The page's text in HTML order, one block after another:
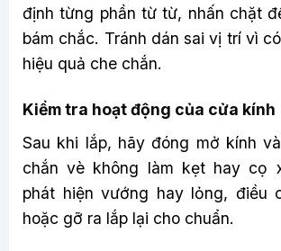
định từng phần từ từ, nhấn chặt
bám chắc. Tránh dán sai vị trí vì
hiệu quả che chắn.
Kiểm tra hoạt động của cửa kính
Sau khi lắp, hãy đóng mở kính
chắn vè không làm kẹt hay cọ
phát hiện vướng hay lỏng, điều
hoặc gỡ ra lắp lại cho chuẩn.